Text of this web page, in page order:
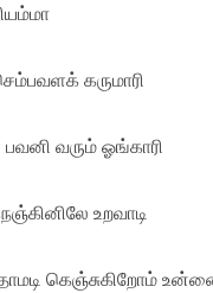
கருமாரி
வரும் ஓங்காரி
உறவாடி
கெஞ்சுகிறோம்